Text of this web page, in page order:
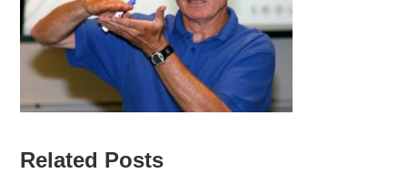
Related Posts